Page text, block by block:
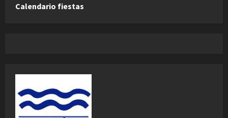
Calendario fiestas